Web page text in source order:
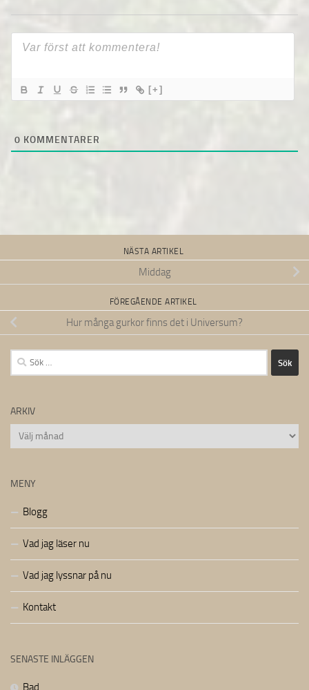
[+]
0 KOMMENTARER
NÄSTA ARTIKEL
Middag
FÖREGÅENDE ARTIKEL
Hur många gurkor finns det i Universum?
Sök
efter:
ARKIV
Arkiv
MENY
Blogg
Vad jag läser nu
Vad jag lyssnar på nu
Kontakt
SENASTE INLÄGGEN
Bad